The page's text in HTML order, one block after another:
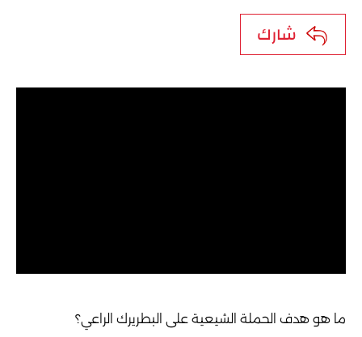
شارك
ما هو هدف الحملة الشيعية على البطريرك الراعي؟